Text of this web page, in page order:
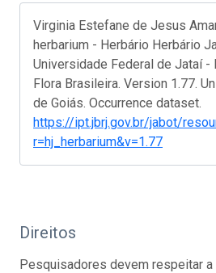
Virginia Estefane de Jesus
herbarium - Herbário Herbário
Universidade Federal de Jataí -
Flora Brasileira. Version 1.77.
de Goiás. Occurrence dataset.
https://ipt.jbrj.gov.br/jabot/
r=hj_herbarium&v=1.77
Direitos
Pesquisadores devem respeitar